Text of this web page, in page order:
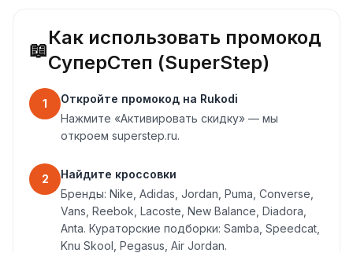
📖
Как использовать промокод
СуперСтеп (SuperStep)
1
Откройте промокод на Rukodi
Нажмите «Активировать скидку» — мы
откроем superstep.ru.
2
Найдите кроссовки
Бренды: Nike, Adidas, Jordan, Puma, Converse,
Vans, Reebok, Lacoste, New Balance, Diadora,
Anta. Кураторские подборки: Samba, Speedcat,
Knu Skool, Pegasus, Air Jordan.